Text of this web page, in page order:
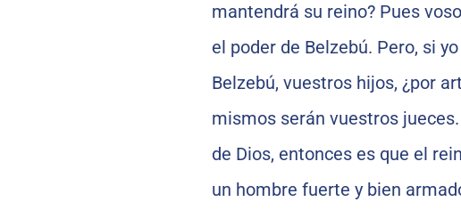
mantendrá su reino? Pues
el poder de Belzebú. Pero, si
Belzebú, vuestros hijos, ¿por
mismos serán vuestros
de Dios, entonces es que el
un hombre fuerte y bien